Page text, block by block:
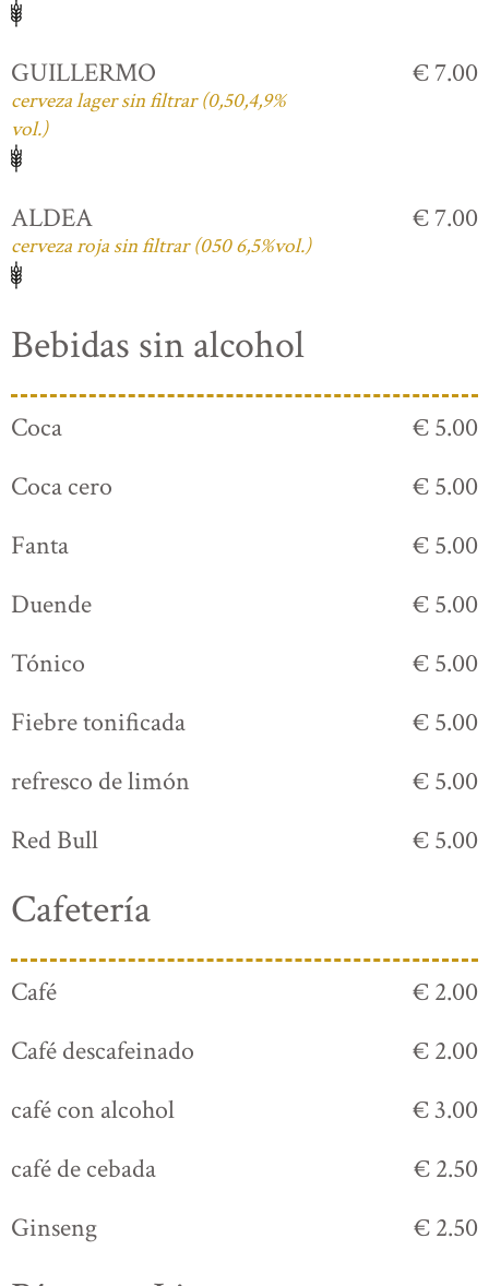
GUILLERMO
cerveza lager sin filtrar (0,50,4,9%
vol.)
€ 7.00
ALDEA
cerveza roja sin filtrar (050 6,5%vol.)
€ 7.00
Bebidas sin alcohol
Coca
€ 5.00
Coca cero
€ 5.00
Fanta
€ 5.00
Duende
€ 5.00
Tónico
€ 5.00
Fiebre tonificada
€ 5.00
refresco de limón
€ 5.00
Red Bull
€ 5.00
Cafetería
Café
€ 2.00
Café descafeinado
€ 2.00
café con alcohol
€ 3.00
café de cebada
€ 2.50
Ginseng
€ 2.50